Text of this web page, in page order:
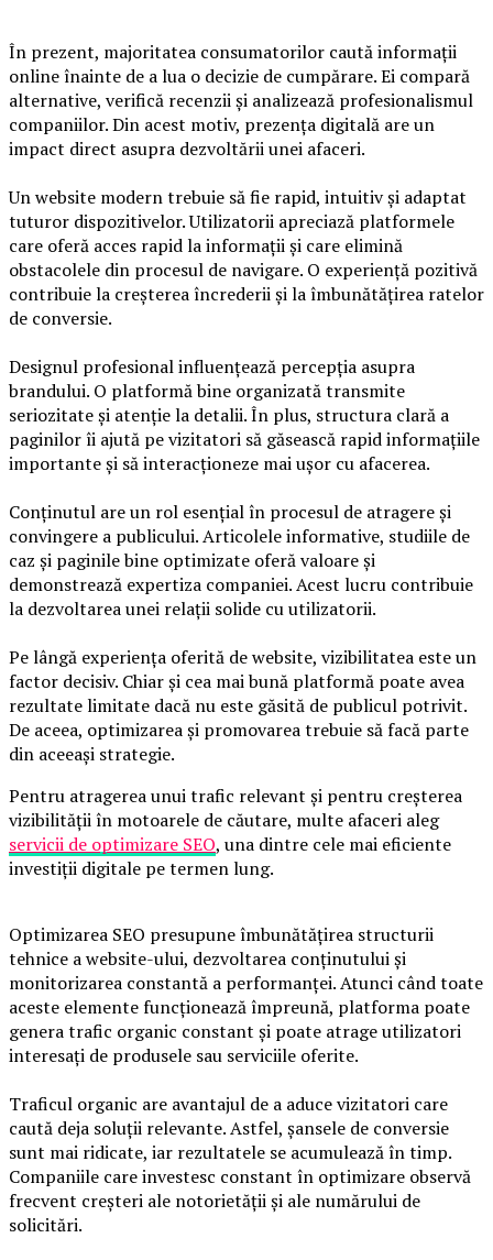
În prezent, majoritatea consumatorilor caută informații
online înainte de a lua o decizie de cumpărare. Ei compară
alternative, verifică recenzii și analizează profesionalismul
companiilor. Din acest motiv, prezența digitală are un
impact direct asupra dezvoltării unei afaceri.
Un website modern trebuie să fie rapid, intuitiv și adaptat
tuturor dispozitivelor. Utilizatorii apreciază platformele
care oferă acces rapid la informații și care elimină
obstacolele din procesul de navigare. O experiență pozitivă
contribuie la creșterea încrederii și la îmbunătățirea ratelor
de conversie.
Designul profesional influențează percepția asupra
brandului. O platformă bine organizată transmite
seriozitate și atenție la detalii. În plus, structura clară a
paginilor îi ajută pe vizitatori să găsească rapid informațiile
importante și să interacționeze mai ușor cu afacerea.
Conținutul are un rol esențial în procesul de atragere și
convingere a publicului. Articolele informative, studiile de
caz și paginile bine optimizate oferă valoare și
demonstrează expertiza companiei. Acest lucru contribuie
la dezvoltarea unei relații solide cu utilizatorii.
Pe lângă experiența oferită de website, vizibilitatea este un
factor decisiv. Chiar și cea mai bună platformă poate avea
rezultate limitate dacă nu este găsită de publicul potrivit.
De aceea, optimizarea și promovarea trebuie să facă parte
din aceeași strategie.
Pentru atragerea unui trafic relevant și pentru creșterea
vizibilității în motoarele de căutare, multe afaceri aleg
servicii de optimizare SEO, una dintre cele mai eficiente
investiții digitale pe termen lung.
Optimizarea SEO presupune îmbunătățirea structurii
tehnice a website-ului, dezvoltarea conținutului și
monitorizarea constantă a performanței. Atunci când toate
aceste elemente funcționează împreună, platforma poate
genera trafic organic constant și poate atrage utilizatori
interesați de produsele sau serviciile oferite.
Traficul organic are avantajul de a aduce vizitatori care
caută deja soluții relevante. Astfel, șansele de conversie
sunt mai ridicate, iar rezultatele se acumulează în timp.
Companiile care investesc constant în optimizare observă
frecvent creșteri ale notorietății și ale numărului de
solicitări.